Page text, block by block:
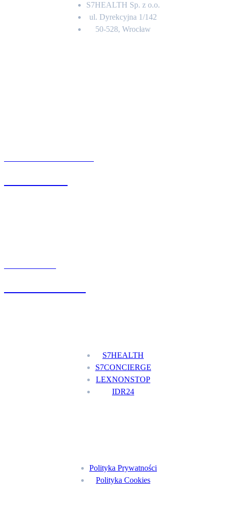
S7HEALTH Sp. z o.o.
ul. Dyrekcyjna 1/142
50-528, Wrocław
S7HEALTH
S7CONCIERGE
LEXNONSTOP
IDR24
Polityka Prywatności
Polityka Cookies